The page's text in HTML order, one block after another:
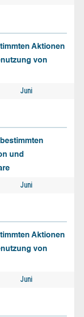
Aktionen
von
Juni
und
Juni
Aktionen
von
Juni